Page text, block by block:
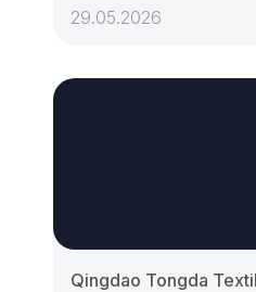
29.05.2026
Qingdao Tongda